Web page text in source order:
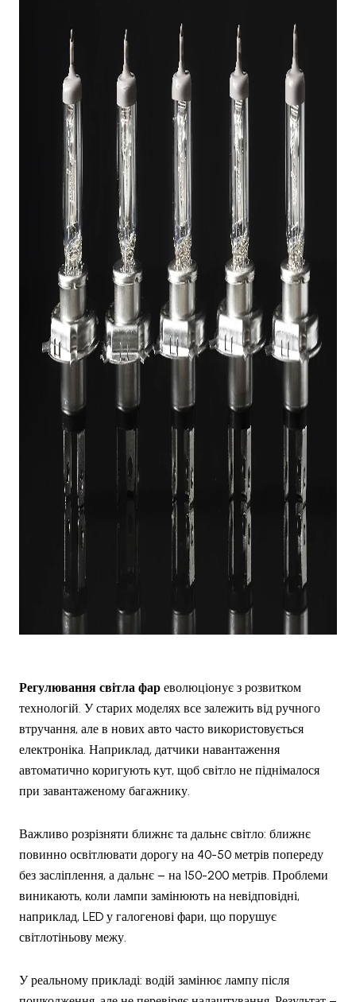
Регулювання світла фар еволюціонує з розвитком
технологій. У старих моделях все залежить від ручного
втручання, але в нових авто часто використовується
електроніка. Наприклад, датчики навантаження
автоматично коригують кут, щоб світло не піднімалося
при завантаженому багажнику.
Важливо розрізняти ближнє та дальнє світло: ближнє
повинно освітлювати дорогу на 40-50 метрів попереду
без засліплення, а дальнє – на 150-200 метрів. Проблеми
виникають, коли лампи замінюють на невідповідні,
наприклад, LED у галогенові фари, що порушує
світлотіньову межу.
У реальному прикладі: водій замінює лампу після